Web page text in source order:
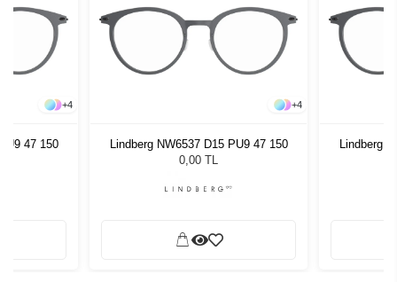
+4
47 150
+4
Lindberg NW6537 D15 PU9 47 150
0,00 TL
Lindberg